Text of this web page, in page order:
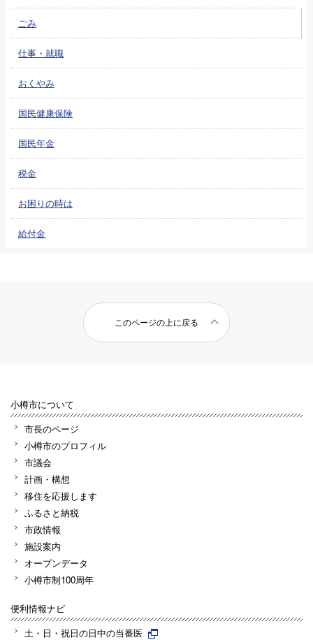
ごみ
仕事・就職
おくやみ
国民健康保険
国民年金
税金
お困りの時は
給付金
このページの上に戻る
小樽市について
市長のページ
小樽市のプロフィル
市議会
計画・構想
移住を応援します
ふるさと納税
市政情報
施設案内
オープンデータ
小樽市制100周年
便利情報ナビ
土・日・祝日の日中の当番医